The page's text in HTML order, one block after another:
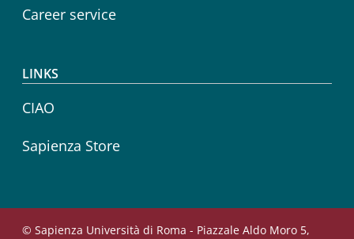
Career service
LINKS
CIAO
Sapienza Store
© Sapienza Università di Roma - Piazzale Aldo Moro 5,